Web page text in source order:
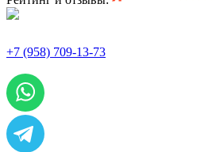
+7 (958) 709-13-73